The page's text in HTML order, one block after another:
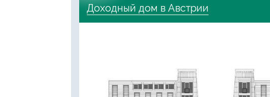
Доходный дом в Австрии